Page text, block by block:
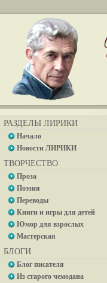
РАЗДЕЛЫ ЛИРИКИ
Начало
Новости ЛИРИКИ
ТВОРЧЕСТВО
Проза
Поэзия
Переводы
Книги и игры для детей
Юмор для взрослых
Мастерская
БЛОГИ
Блог писателя
Из старого чемодана